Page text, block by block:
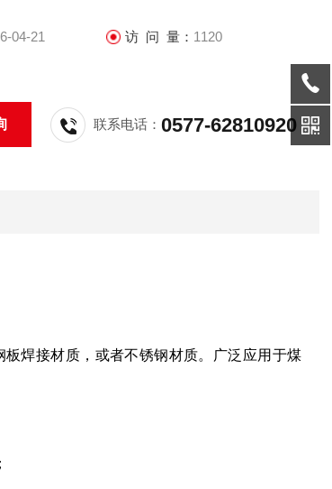
04-21 访 问 量： 1120
联系电话：0577-62810920
焊接材质，或者不锈钢材质。广泛应用于煤